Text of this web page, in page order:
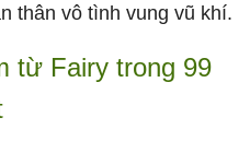
thân vô tình vung vũ khí.
từ Fairy trong 99